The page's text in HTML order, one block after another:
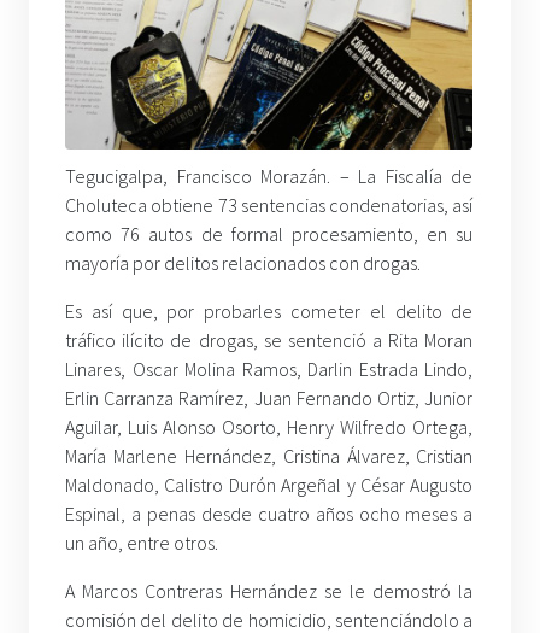
Tegucigalpa, Francisco Morazán. – La Fiscalía de
Choluteca obtiene 73 sentencias condenatorias, así
como 76 autos de formal procesamiento, en su
mayoría por delitos relacionados con drogas.
Es así que, por probarles cometer el delito de
tráfico ilícito de drogas, se sentenció a Rita Moran
Linares, Oscar Molina Ramos, Darlin Estrada Lindo,
Erlin Carranza Ramírez, Juan Fernando Ortiz, Junior
Aguilar, Luis Alonso Osorto, Henry Wilfredo Ortega,
María Marlene Hernández, Cristina Álvarez, Cristian
Maldonado, Calistro Durón Argeñal y César Augusto
Espinal, a penas desde cuatro años ocho meses a
un año, entre otros.
A Marcos Contreras Hernández se le demostró la
comisión del delito de homicidio, sentenciándolo a